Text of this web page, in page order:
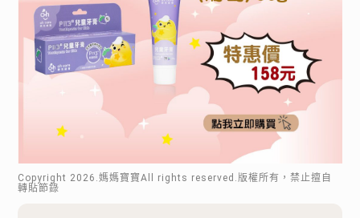
Copyright 2026 .媽媽寶寶All rights reserved.版權所有，禁止擅自
轉貼節錄